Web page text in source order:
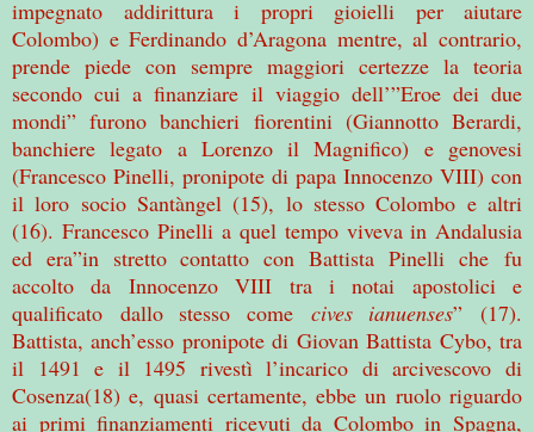
impegnato addirittura i propri gioielli per aiutare
Colombo) e Ferdinando d’Aragona mentre, al contrario,
prende piede con sempre maggiori certezze la teoria
secondo cui a finanziare il viaggio dell’”Eroe dei due
mondi” furono banchieri fiorentini (Giannotto Berardi,
banchiere legato a Lorenzo il Magnifico) e genovesi
(Francesco Pinelli, pronipote di papa Innocenzo VIII) con
il loro socio Santàngel (15), lo stesso Colombo e altri
(16). Francesco Pinelli a quel tempo viveva in Andalusia
ed era”in stretto contatto con Battista Pinelli che fu
accolto da Innocenzo VIII tra i notai apostolici e
qualificato dallo stesso come cives ianuenses”
(17).
Battista, anch’esso pronipote di Giovan Battista Cybo, tra
il 1491 e il 1495 rivestì l’incarico di arcivescovo di
Cosenza(18) e, quasi certamente, ebbe un ruolo riguardo
ai primi finanziamenti ricevuti da Colombo in Spagna,